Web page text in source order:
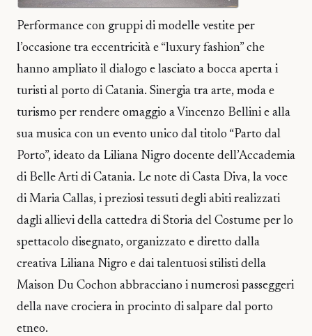
Performance con gruppi di modelle vestite per
l’occasione tra eccentricità e “luxury fashion” che
hanno ampliato il dialogo e lasciato a bocca aperta i
turisti al porto di Catania. Sinergia tra arte, moda e
turismo per rendere omaggio a Vincenzo Bellini e alla
sua musica con un evento unico dal titolo “Parto dal
Porto”, ideato da Liliana Nigro docente dell’Accademia
di Belle Arti di Catania. Le note di Casta Diva, la voce
di Maria Callas, i preziosi tessuti degli abiti realizzati
dagli allievi della cattedra di Storia del Costume per lo
spettacolo disegnato, organizzato e diretto dalla
creativa Liliana Nigro e dai talentuosi stilisti della
Maison Du Cochon abbracciano i numerosi passeggeri
della nave crociera in procinto di salpare dal porto
etneo.